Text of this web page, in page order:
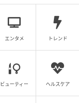
エンタメ トレンド
ビューティー ヘルスケア